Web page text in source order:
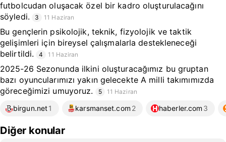
futbolcudan oluşacak özel bir kadro oluşturulacağını
söyledi.
3 11 Haziran
Bu gençlerin psikolojik, teknik, fizyolojik ve taktik
gelişimleri için bireysel çalışmalarla destekleneceği
belirtildi.
4 11 Haziran
2025-26 Sezonunda ilkini oluşturacağımız bu gruptan
bazı oyuncularımızı yakın gelecekte A milli takımımızda
göreceğimizi umuyoruz.
5 11 Haziran
birgun.net1 karsmanset.com 2 haberler.com 3
Diğer konular